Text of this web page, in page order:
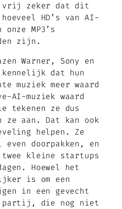
vrij zeker dat dit
HD’s van AI-
MP3’s
zijn.
Warner, Sony en
dat hun
muziek meer waard
AI-muziek waard
tekenen ze dus
ze aan. Dat kan ook
helpen. Ze
even doorpakken, en
kleine startups
Hoewel het
is om een
in een gevecht
partij, die nog niet